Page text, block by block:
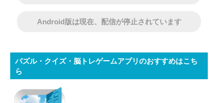
Android版は現在、配信が停止されています
パズル・クイズ・脳トレゲームアプリのおすすめはこち
ら